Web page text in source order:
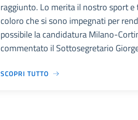
raggiunto. Lo merita il nostro sport
coloro che si sono impegnati per
possibile la candidatura Milano-
commentato il Sottosegretario
SCOPRI TUTTO